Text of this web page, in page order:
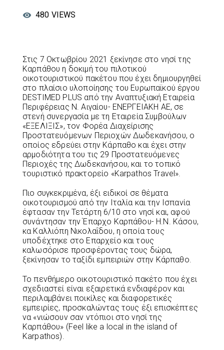
480 VIEWS
Στις 7 Οκτωβρίου 2021 ξεκίνησε στο νησί της
Καρπάθου η δοκιμή του πιλοτικού
οικοτουριστικού πακέτου που έχει δημιουργηθεί
στο πλαίσιο υλοποίησης του Ευρωπαϊκού έργου
DESTIMED PLUS από την Αναπτυξιακή Εταιρεία
Περιφέρειας Ν. Αιγαίου- ΕΝΕΡΓΕΙΑΚΗ ΑΕ, σε
στενή συνεργασία με τη Εταιρεία Συμβούλων
«ΕΞΕΛΙΞΙΣ», τον Φορέα Διαχείρισης
Προστατευόμενων Περιοχών Δωδεκανήσου, ο
οποίος εδρεύει στην Κάρπαθο και έχει στην
αρμοδιότητα του τις 29 Προστατευόμενες
Περιοχές της Δωδεκανήσου, και το τοπικό
τουριστικό πρακτορείο «Karpathos Travel».
Πιο συγκεκριμένα, έξι ειδικοί σε θέματα
οικοτουρισμού από την Ιταλία και την Ισπανία
έφτασαν την Τετάρτη 6/10 στο νησί και, αφού
συνάντησαν την Έπαρχο Καρπάθου- Η.Ν. Κάσου,
κα Καλλιόπη Νικολαΐδου, η οποία τους
υποδέχτηκε στο Επαρχείο και τους
καλωσόρισε προσφέροντας τους δώρα,
ξεκίνησαν το ταξίδι εμπειριών στην Κάρπαθο.
Το πενθήμερο οικοτουριστικό πακέτο που έχει
σχεδιαστεί είναι εξαιρετικά ενδιαφέρον και
περιλαμβάνει ποικίλες και διαφορετικές
εμπειρίες, προσκαλώντας τους έξι επισκέπτες
να «νιώσουν σαν ντόπιοι στο νησί της
Καρπάθου» (Feel like a local in the island of
Karpathos).